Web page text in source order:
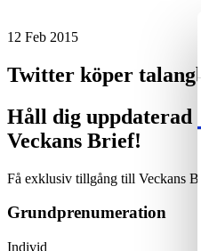
12 Feb 2015
Twitter köper
Håll dig uppdaterad
Veckans Brief!
Få exklusiv tillgång till Veckans
Grundprenumeration
Individ